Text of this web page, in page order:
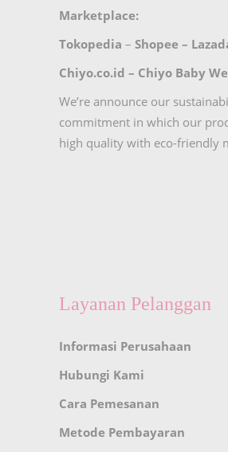
Marketplace:
Tokopedia – Shopee –
Chiyo.co.id – Chiyo Baby
We’re announce our
commitment in which our
high quality with eco-friendly
Layanan Pelanggan
Informasi Perusahaan
Hubungi Kami
Cara Pemesanan
Metode Pembayaran